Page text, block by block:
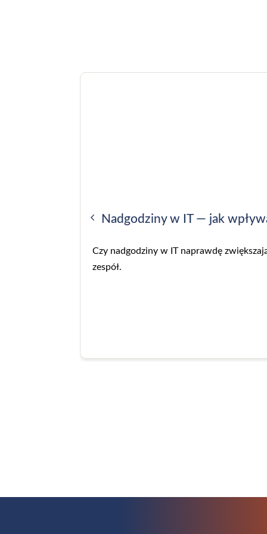
Nadgodziny w IT — jak
Czy nadgodziny w IT naprawdę
zespół.